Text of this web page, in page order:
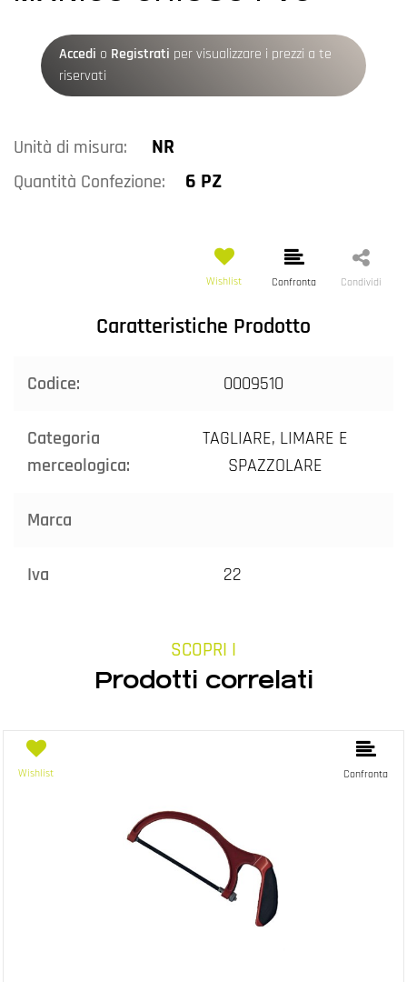
Accedi o Registrati per visualizzare i prezzi a te
riservati
Unità di misura: NR
Quantità Confezione: 6 PZ
Wishlist Confronta Condividi
Caratteristiche Prodotto
Codice: 0009510
Categoria
merceologica:
TAGLIARE, LIMARE E
SPAZZOLARE
Marca
Iva 22
SCOPRI I
Prodotti correlati
Wishlist Confronta